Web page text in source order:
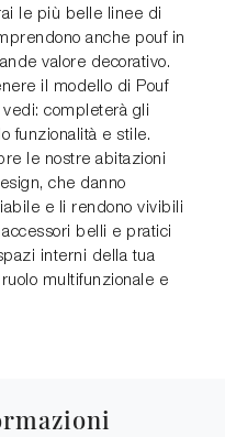
le più belle linee di
anche pouf in
valore decorativo.
il modello di Pouf
completerà gli
funzionalità e stile.
le nostre abitazioni
che danno
e li rendono vivibili
belli e pratici
interni della tua
multifunzionale e